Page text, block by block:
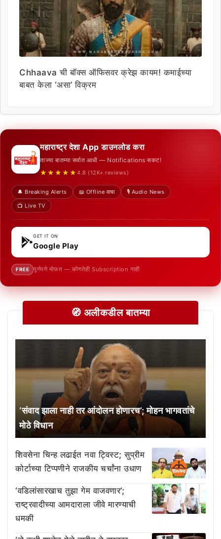
Chhaava ची बॉक्स ऑफिसवर क्रेझ कायम! कमाईच्या
बाबत केला ‘असा’ विक्रम
महाराष्ट्र देशा App डाउनलोड करा
ताज्या बातम्या सर्वात आधी — Notifications सकट!
★★★★★ 4.8 (12K+ reviews)
🔔 Breaking Alerts 📖 Offline वाचा
🎙️ Audio News
📺 Live TV
GET IT ON
Google Play
FREE पूर्णपणे मोफत — कोणतेही Subscription नाही
🧭 अलीकडील बातम्या
‘संवाद झाला नाही तर आंदोलन होणारच’; मोहन भागवतांचे
मोठे विधान
शिवसेना चिन्ह लढाईत नवा ट्विस्ट; सुप्रीम
कोर्टाच्या टिप्पणीने राजकीय चर्चांना उधाण
‘वडिलांसारखाच तुझा गेम वाजवणार’;
राष्ट्रवादीच्या आमदाराला जीवे मारण्याची
धमकी